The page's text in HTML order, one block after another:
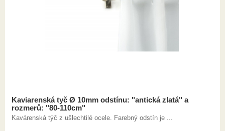
Kaviarenská tyč Ø 10mm odstínu: "antická zlatá" a
rozmerů: "80-110cm"
Kavárenská týč z ušlechtilé ocele. Farebný odstín je ...